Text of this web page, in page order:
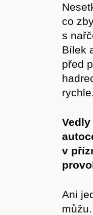
co
s
Bílek
před
rychle.
v
Ani